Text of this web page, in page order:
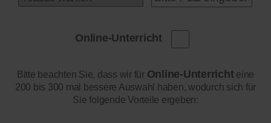
Online-Unterricht
Bitte beachten Sie, dass wir für Online-Unterrichteine
200 bis 300 mal bessere Auswahl haben, wodurch sich für
Sie folgende Vorteile ergeben: